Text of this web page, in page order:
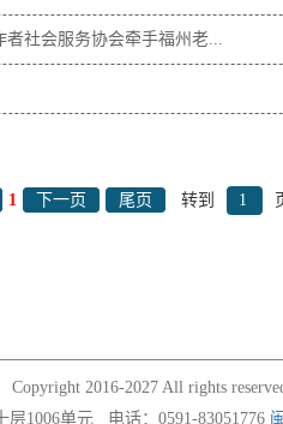
社会服务协会牵手福州老...
1 下一页 尾页 转到
Copyright 2016-2027 All rights
层1006单元
电话：0591-83051776